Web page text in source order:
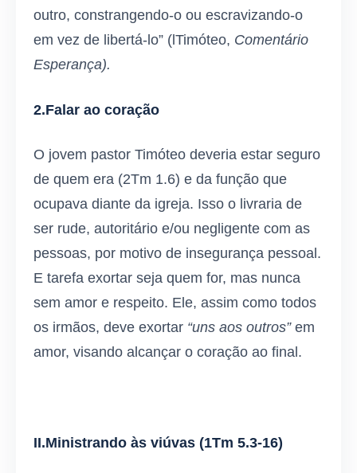
outro, constrangendo-o ou escravizando-o
em vez de libertá-lo” (lTimóteo, Comentário
Esperança).
2.Falar ao coração
O jovem pastor Timóteo deveria estar seguro
de quem era (2Tm 1.6) e da função que
ocupava diante da igreja. Isso o livraria de
ser rude, autoritário e/ou negligente com as
pessoas, por motivo de insegurança pessoal.
E tarefa exortar seja quem for, mas nunca
sem amor e respeito. Ele, assim como todos
os irmãos, deve exortar “uns aos outros”em
amor, visando alcançar o coração ao final.
II.Ministrando às viúvas (1Tm 5.3-16)